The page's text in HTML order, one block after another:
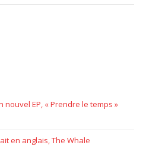
nouvel EP, « Prendre le temps »
en anglais, The Whale